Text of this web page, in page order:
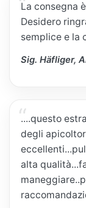
La consegna
Desidero
semplice e la
Sig. Häfliger,
....questo
degli
alta